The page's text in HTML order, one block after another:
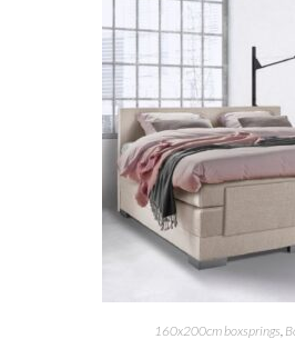
160x200cm boxsprings